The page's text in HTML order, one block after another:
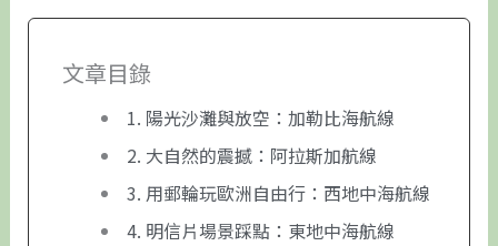
文章目錄
1. 陽光沙灘與放空：加勒比海航線
2. 大自然的震撼：阿拉斯加航線
3. 用郵輪玩歐洲自由行：西地中海航線
4. 明信片場景踩點：東地中海航線